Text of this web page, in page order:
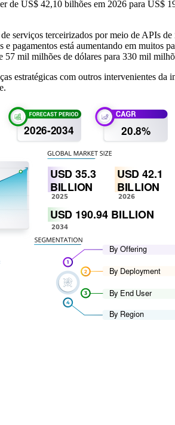
de US$ 42,10 bilhões em 2026 para US$
serviços terceirizados por meio de APIs
pagamentos está aumentando em muitos
57 mil milhões de dólares para 330 mil
estratégicas com outros intervenientes da